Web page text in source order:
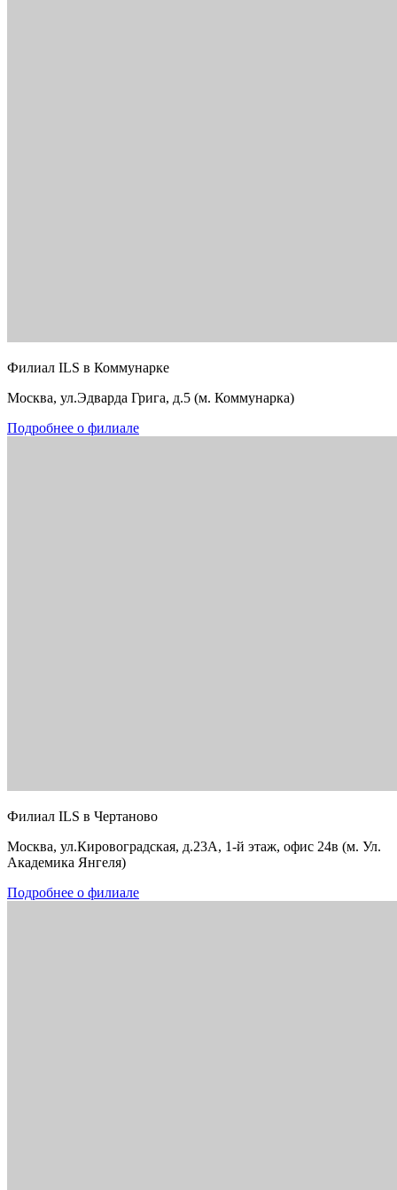
Филиал ILS в Коммунарке
Москва, ул.Эдварда Грига, д.5 (м. Коммунарка)
Подробнее о филиале
Филиал ILS в Чертаново
Москва, ул.Кировоградская, д.23А, 1-й этаж, офис 24в (м. Ул.
Академика Янгеля)
Подробнее о филиале